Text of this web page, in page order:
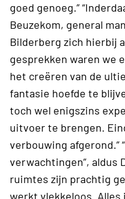
goed genoeg.”
Beuzekom, general
Bilderberg zich hierbij
gesprekken waren we
het creëren van de
fantasie hoefde te
toch wel enigszins
uitvoer te brengen.
verbouwing
verwachtingen”, aldus
ruimtes zijn prachtig
werkt vlekkeloos. Alles